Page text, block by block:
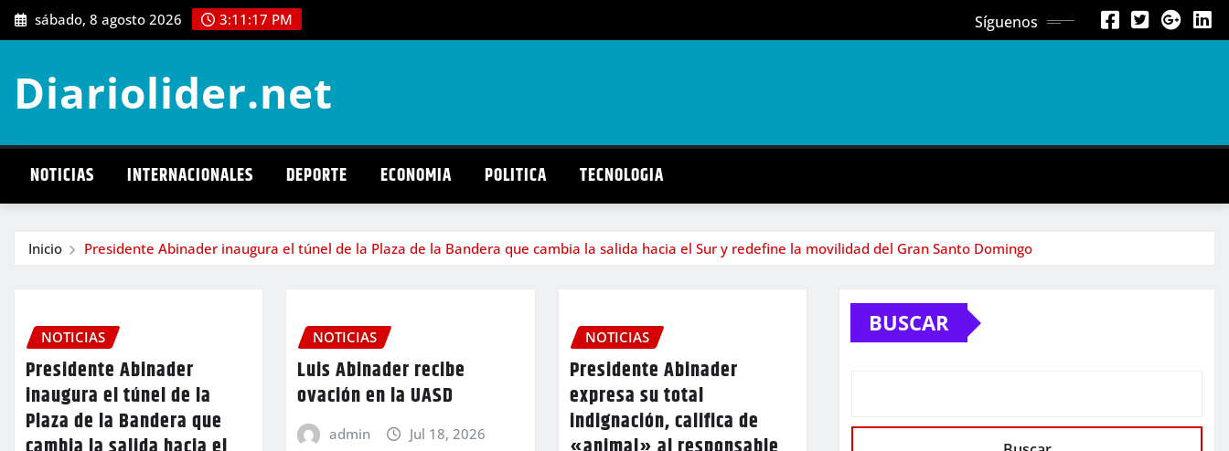
Saltar
al
sábado, 8 agosto 2026 3:11:18 PM Síguenos
Diariolider.net
NOTICIAS INTERNACIONALES DEPORTE ECONOMIA POLITICA TECNOLOGIA
Inicio Presidente Abinader inaugura el túnel de la Plaza de la Bandera que cambia la salida hacia el Sur y redefine la movilidad del Gran Santo Domingo
NOTICIAS
Presidente Abinader
inaugura el túnel de la
Plaza de la Bandera que
NOTICIAS
Luis Abinader recibe
ovación en la UASD
admin
Jul 18, 2026
NOTICIAS
Presidente Abinader
expresa su total
indignación, califica de
BUSCAR